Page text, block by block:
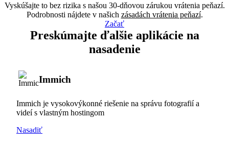
Vyskúšajte to bez rizika s našou 30-dňovou zárukou vrátenia peňazí.
Podrobnosti nájdete v našich zásadách vrátenia peňazí.
Začať
Preskúmajte ďalšie aplikácie na
nasadenie
Immich
Immich je vysokovýkonné riešenie na správu fotografií a
videí s vlastným hostingom
Nasadiť